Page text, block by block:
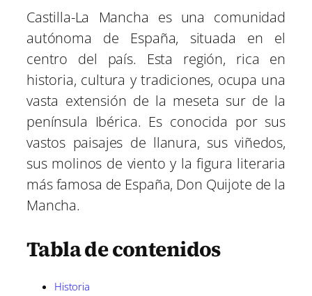
t
r
n
t
r
a
t
r
e
n
b
o
a
t
r
n
e
e
t
a
t
r
n
e
I
a
n
l
Castilla-La Mancha es una comunidad
autónoma de España, situada en el
centro del país. Esta región, rica en
historia, cultura y tradiciones, ocupa una
vasta extensión de la meseta sur de la
península Ibérica. Es conocida por sus
vastos paisajes de llanura, sus viñedos,
sus molinos de viento y la figura literaria
más famosa de España, Don Quijote de la
Mancha.
Tabla de contenidos
Historia